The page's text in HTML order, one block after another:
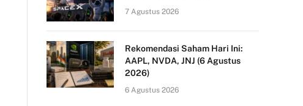
7 Agustus 2026
Rekomendasi Saham Hari Ini:
AAPL, NVDA, JNJ (6 Agustus
2026)
6 Agustus 2026